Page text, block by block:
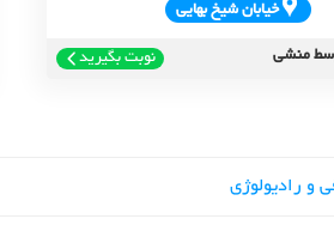
خيابان شيخ بهايي
منشی نوبت بگیرید
و رادیولوژی